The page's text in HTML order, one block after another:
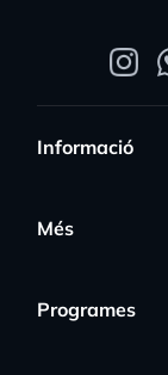
Informació
Més
Programes